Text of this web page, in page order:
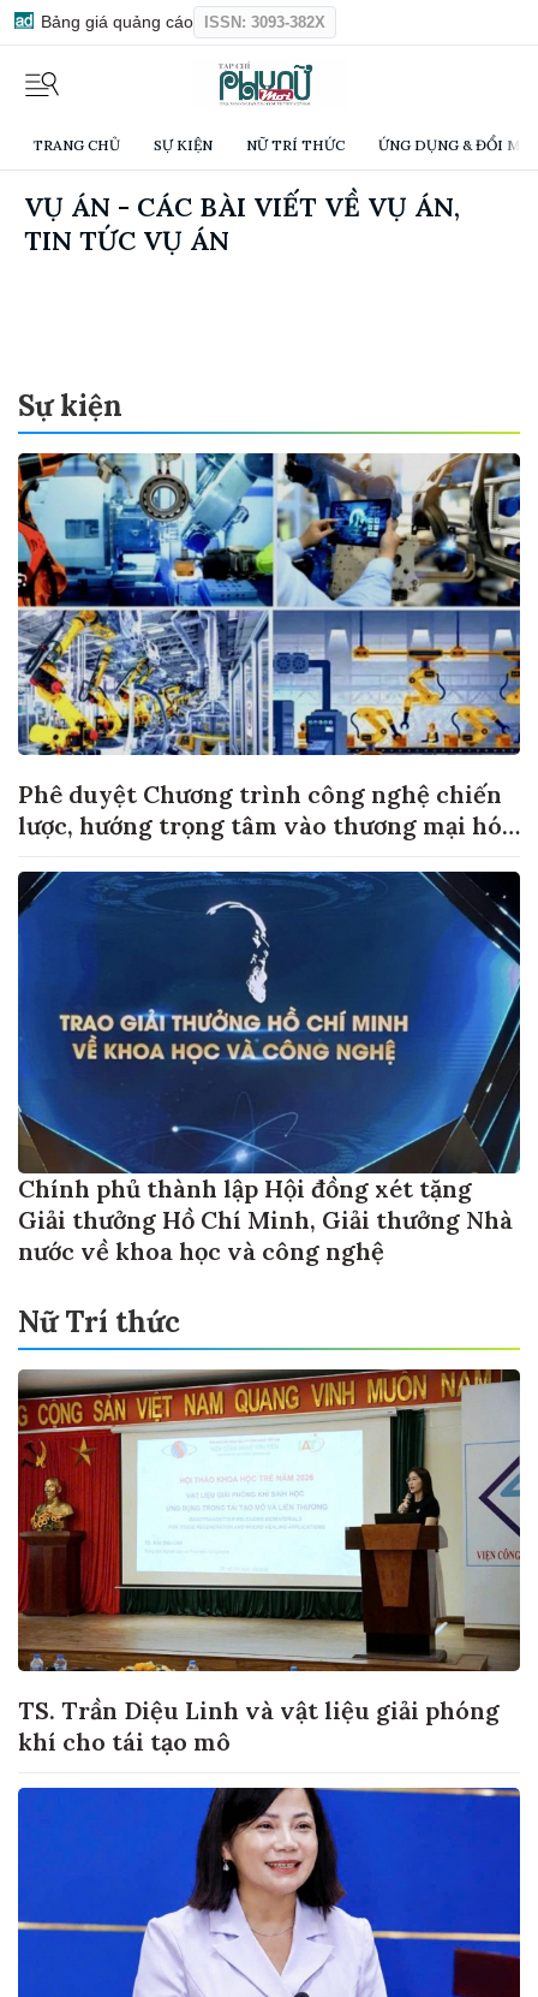
Bảng giá quảng cáo ISSN: 3093-382X
TRANG CHỦ SỰ KIỆN NỮ TRÍ THỨC ỨNG DỤNG & ĐỔI
VỤ ÁN - CÁC BÀI VIẾT VỀ VỤ ÁN,
TIN TỨC VỤ ÁN
Sự kiện
Phê duyệt Chương trình công nghệ chiến
lược, hướng trọng tâm vào thương mại hóa
Chính phủ thành lập Hội đồng xét tặng
Giải thưởng Hồ Chí Minh, Giải thưởng Nhà
nước về khoa học và công nghệ
Nữ Trí thức
TS. Trần Diệu Linh và vật liệu giải phóng
khí cho tái tạo mô